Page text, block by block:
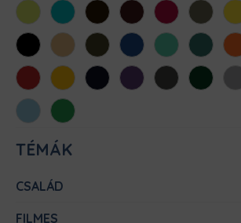
AlmazöldAtollkékBarnaBordóChili Cink
FeketeHomokKhaki KirálykékMenta
Piros SárgaSötétkékSötétlilaSötétszürke
Sötétzöld
Világoskék
Zöld
TÉMÁK
CSALÁD
FILMES